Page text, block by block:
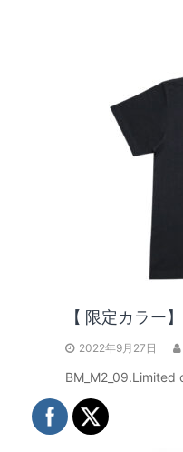
【 限定カラー
2022年9月27日